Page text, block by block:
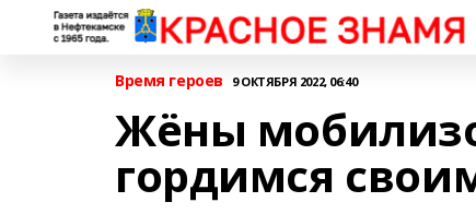
Время героев 9 ОКТЯБРЯ 2022, 06:40
Жёны
гордимся